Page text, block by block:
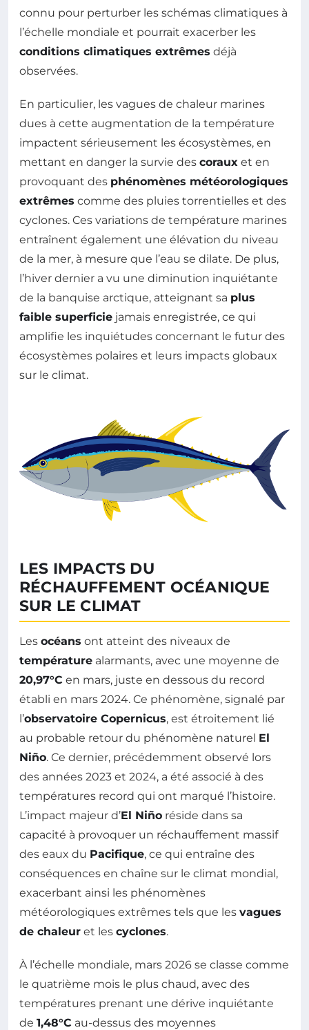
connu pour perturber les schémas climatiques à
l’échelle mondiale et pourrait exacerber les
conditions climatiques extrêmes déjà
observées.
En particulier, les vagues de chaleur marines
dues à cette augmentation de la température
impactent sérieusement les écosystèmes, en
mettant en danger la survie des coraux et en
provoquant des phénomènes météorologiques
extrêmes comme des pluies torrentielles et des
cyclones. Ces variations de température marines
entraînent également une élévation du niveau
de la mer, à mesure que l’eau se dilate. De plus,
l’hiver dernier a vu une diminution inquiétante
de la banquise arctique, atteignant sa plus
faible superficie jamais enregistrée, ce qui
amplifie les inquiétudes concernant le futur des
écosystèmes polaires et leurs impacts globaux
sur le climat.
LES IMPACTS DU
RÉCHAUFFEMENT OCÉANIQUE
SUR LE CLIMAT
Les océans ont atteint des niveaux de
température alarmants, avec une moyenne de
20,97°C en mars, juste en dessous du record
établi en mars 2024. Ce phénomène, signalé par
l’observatoire Copernicus, est étroitement lié
au probable retour du phénomène naturel El
Niño. Ce dernier, précédemment observé lors
des années 2023 et 2024, a été associé à des
températures record qui ont marqué l’histoire.
L’impact majeur d’El Niño réside dans sa
capacité à provoquer un réchauffement massif
des eaux du Pacifique, ce qui entraîne des
conséquences en chaîne sur le climat mondial,
exacerbant ainsi les phénomènes
météorologiques extrêmes tels que les vagues
de chaleur et les cyclones.
À l’échelle mondiale, mars 2026 se classe comme
le quatrième mois le plus chaud, avec des
températures prenant une dérive inquiétante
de 1,48°C au-dessus des moyennes